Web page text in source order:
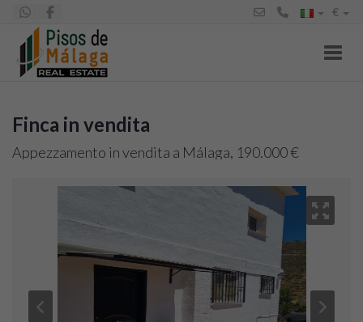
€
Finca in vendita
Appezzamento in vendita a Málaga, 190.000 €